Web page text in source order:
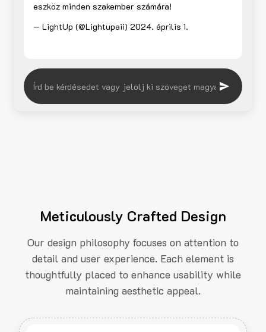
eszköz minden szakember számára!
— LightUp (@Lightupaii) 2024. április 1.
Meticulously Crafted Design
Our design philosophy focuses on attention to
detail and user experience. Each element is
thoughtfully placed to enhance usability while
maintaining aesthetic appeal.